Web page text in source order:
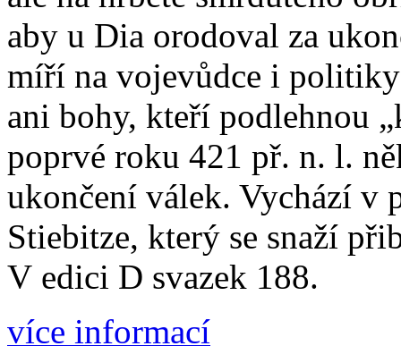
aby u Dia orodoval za
míří na vojevůdce i politiky
ani bohy, kteří podlehnou
poprvé roku 421 př. n. l.
ukončení válek. Vychází v
Stiebitze, který se snaží
V edici D svazek 188.
více informací